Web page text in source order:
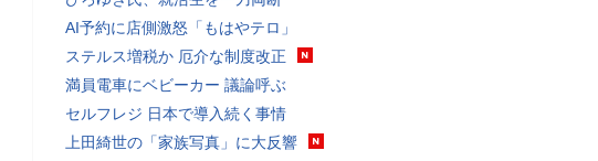
AI予約に店側激怒「もはやテロ」
ステルス増税か 厄介な制度改正
満員電車にベビーカー 議論呼ぶ
セルフレジ 日本で導入続く事情
上田綺世の「家族写真」に大反響